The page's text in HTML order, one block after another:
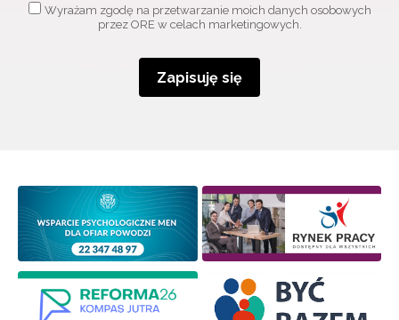
Wyrażam zgodę na przetwarzanie moich danych osobowych
przez ORE w celach marketingowych.
Zapisuję się